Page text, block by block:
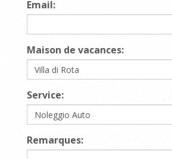
Email:
Maison de vacances:
Service:
Remarques: